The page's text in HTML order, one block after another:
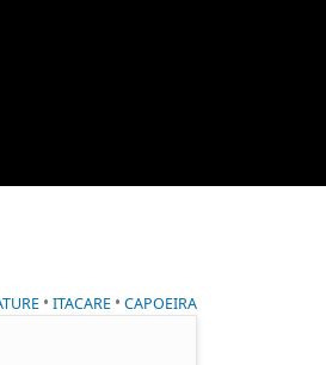
•ITACARE •CAPOEIRA